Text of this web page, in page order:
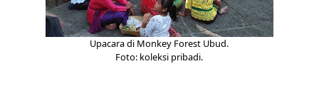
Upacara di Monkey Forest Ubud.
Foto: koleksi pribadi.